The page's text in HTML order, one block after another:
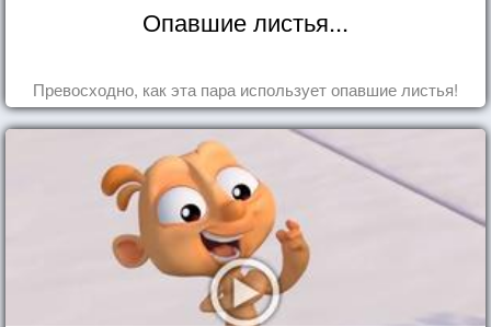
Опавшие листья...
Превосходно, как эта пара использует опавшие листья!